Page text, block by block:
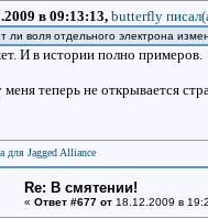
в 09:13:13, butterfly
ли воля отдельного электрона
И в истории полно примеров.
теперь не открывается
для Jagged Alliance
Re: В смятении!
« Ответ #677 от18.12.2009 в